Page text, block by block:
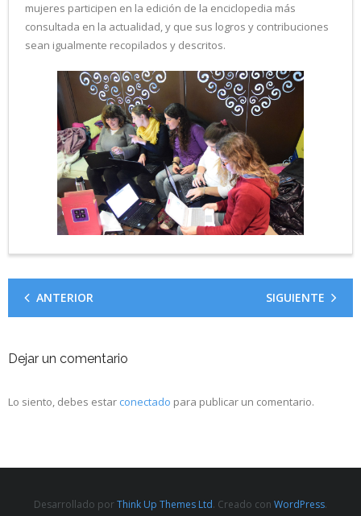
mujeres participen en la edición de la enciclopedia más
consultada en la actualidad, y que sus logros y contribuciones
sean igualmente recopilados y descritos.
ANTERIOR SIGUIENTE
Dejar un comentario
Lo siento, debes estar conectado para publicar un comentario.
Desarrollado porThink Up Themes Ltd. Creado con WordPress.